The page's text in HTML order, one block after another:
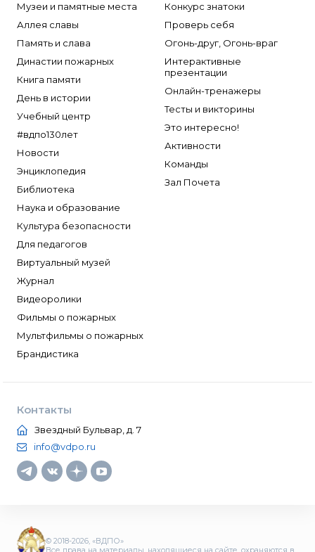
Музеи и памятные места
Аллея славы
Память и слава
Династии пожарных
Книга памяти
День в истории
Учебный центр
#вдпо130лет
Новости
Энциклопедия
Библиотека
Наука и образование
Культура безопасности
Для педагогов
Виртуальный музей
Журнал
Видеоролики
Фильмы о пожарных
Мультфильмы о пожарных
Брандистика
Конкурс знатоки
Проверь себя
Огонь-друг, Огонь-враг
Интерактивные
презентации
Онлайн-тренажеры
Тесты и викторины
Это интересно!
Активности
Команды
Зал Почета
Контакты
Звездный Бульвар, д. 7
info@vdpo.ru
© 2018-2026, «ВДПО»